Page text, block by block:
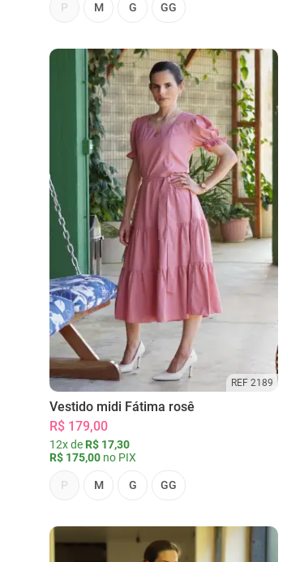
P M G GG
REF 2189
Vestido midi Fátima rosê
R$ 179,00
12x de R$ 17,30
R$ 175,00 no PIX
P M G GG